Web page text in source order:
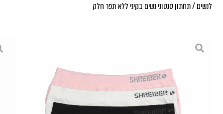
לנשים/ תחתון סנטוני נשים בקיני ללא תפר חלק